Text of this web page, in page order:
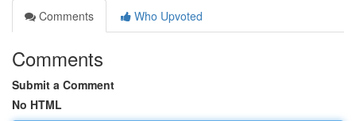
Comments
Who Upvoted
Comments
Submit a Comment
No HTML